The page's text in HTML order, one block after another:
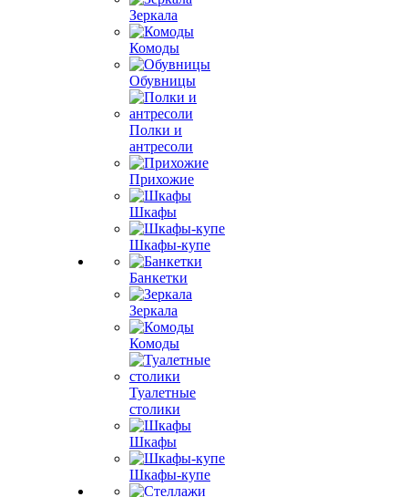
Зеркала
Комоды
Обувницы
Полки и
антресоли
Прихожие
Шкафы
Шкафы-купе
Банкетки
Зеркала
Комоды
Туалетные
столики
Шкафы
Шкафы-купе